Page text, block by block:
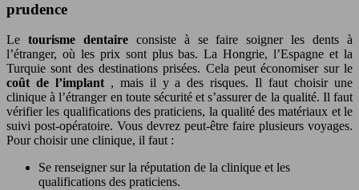
prudence
Le tourisme dentaire consiste à se faire soigner les dents à
l’étranger, où les prix sont plus bas. La Hongrie, l’Espagne et la
Turquie sont des destinations prisées. Cela peut économiser sur le
coût de l’implant , mais il y a des risques. Il faut choisir une
clinique à l’étranger en toute sécurité et s’assurer de la qualité. Il faut
vérifier les qualifications des praticiens, la qualité des matériaux et le
suivi post-opératoire. Vous devrez peut-être faire plusieurs voyages.
Pour choisir une clinique, il faut :
Se renseigner sur la réputation de la clinique et les
qualifications des praticiens.